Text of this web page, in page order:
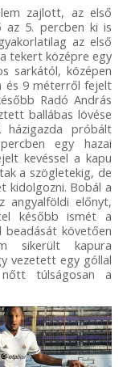
zajlott, az első
az 5. percben ki is
az első
tekert középre egy
sarkától, középen
és 9 méterről fejelt
Radó András
ballábas lövése
próbált
egy hazai
kevéssel a kapu
a szögletekig, de
kidolgozni. Bobál a
angyalföldi előnyt,
később ismét a
beadását követően
sikerült kapura
vezetett egy góllal
túlságosan a